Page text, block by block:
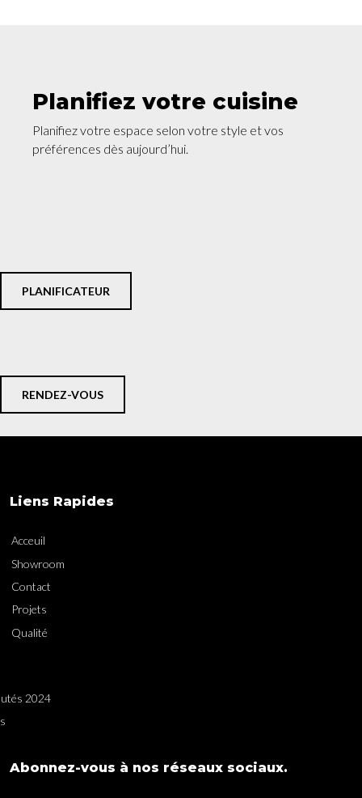
Planifiez votre cuisine
Planifiez votre espace selon votre style et vos
préférences dès aujourd’hui.
PLANIFICATEUR
RENDEZ-VOUS
Liens Rapides
Acceuil
Showroom
Contact
Projets
Qualité
2024
Abonnez-vous à nos réseaux sociaux.